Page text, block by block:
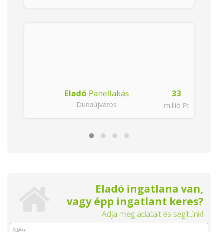
33
millió Ft
Eladó Panellakás
Dunaújváros
Eladó ingatlana van,
vagy épp ingatlant keres?
Adja meg adatait és segítünk!